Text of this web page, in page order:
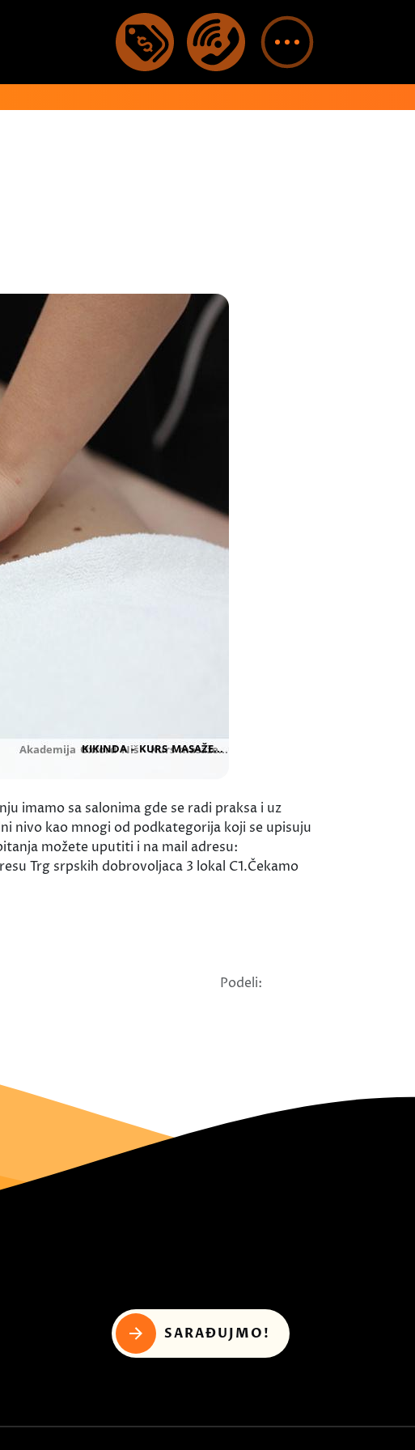
imamo sa salonima gde se radi praksa i uz
nivo kao mnogi od podkategorija koji se upisuju
možete uputiti i na mail adresu:
Trg srpskih dobrovoljaca 3 lokal C1.Čekamo
Podeli:
SARAĐUJMO!